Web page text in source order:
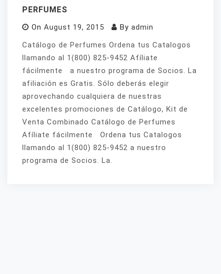
PERFUMES
On August 19, 2015 By admin
Catálogo de Perfumes Ordena tus Catalogos
llamando al 1(800) 825-9452 Afíliate
fácilmente a nuestro programa de Socios. La
afiliación es Gratis. Sólo deberás elegir
aprovechando cualquiera de nuestras
excelentes promociones de Catálogo, Kit de
Venta Combinado Catálogo de Perfumes
Afíliate fácilmente Ordena tus Catalogos
llamando al 1(800) 825-9452 a nuestro
programa de Socios. La.